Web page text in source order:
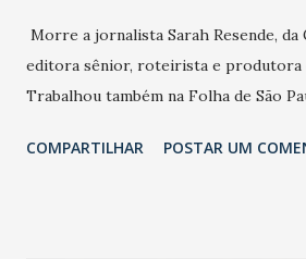
Morre a jornalista Sarah Resende, da
editora sênior, roteirista e produtora
Trabalhou também na Folha de São
COMPARTILHAR POSTAR UM